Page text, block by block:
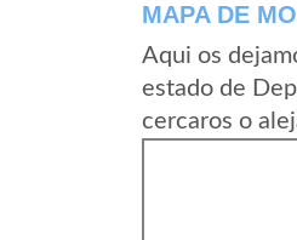
MAPA DE
Aqui os
estado de
cercaros o